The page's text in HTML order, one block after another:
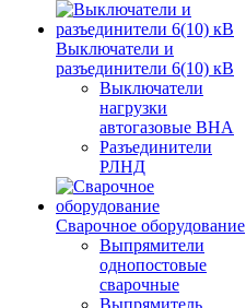
Выключатели и
разъединители 6(10) кВ
Выключатели
нагрузки
автогазовые ВНА
Разъединители
РЛНД
Сварочное оборудование
Выпрямители
однопостовые
сварочные
Выпрямитель